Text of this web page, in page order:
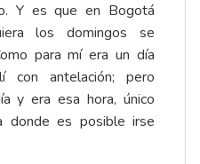
Y es que en Bogotá
los domingos se
para mí era un día
con antelación; pero
y era esa hora, único
donde es posible irse